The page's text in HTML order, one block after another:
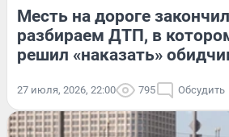
Месть на дороге
разбираем ДТП, в
решил «наказать»
27 июля, 2026, 22:00 795 Обсудить